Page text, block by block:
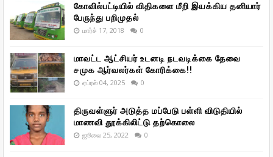
கோவில்பட்டியில் விதிகளை மீறி இயக்கிய தனியார்
பேருந்து பறிமுதல்
மார்ச் 17, 2018 0
மாவட்ட ஆட்சியர் உடனடி நடவடிக்கை தேவை
சமுக ஆர்வலர்கள் கோரிக்கை!!
ஏப்ரல் 04, 2025 0
திருவள்ளுர் அடுத்த மப்பேடு பள்ளி விடுதியில்
மாணவி தூக்கிலிட்டு தற்கொலை
ஜூலை 25, 2022 0